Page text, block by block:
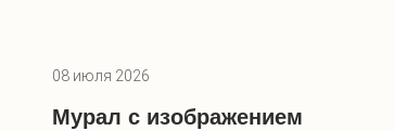
08 июля 2026
Мурал с изображением